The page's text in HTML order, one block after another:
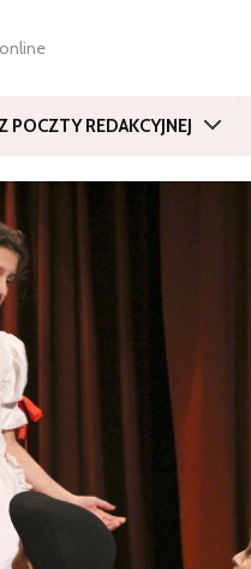
POCZTY REDAKCYJNEJ